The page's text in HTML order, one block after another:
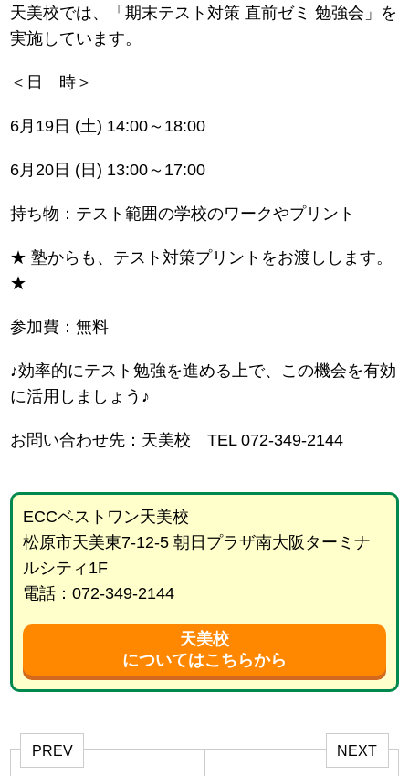
天美校では、「期末テスト対策 直前ゼミ 勉強会」を
実施しています。
＜日 時＞
6月19日 (土) 14:00～18:00
6月20日 (日) 13:00～17:00
持ち物：テスト範囲の学校のワークやプリント
★ 塾からも、テスト対策プリントをお渡しします。
★
参加費：無料
♪効率的にテスト勉強を進める上で、この機会を有効
に活用しましょう♪
お問い合わせ先：天美校 TEL 072-349-2144
ECCベストワン天美校
松原市天美東7-12-5 朝日プラザ南大阪ターミナ
ルシティ1F
電話：072-349-2144
天美校
についてはこちらから
PREV NEXT